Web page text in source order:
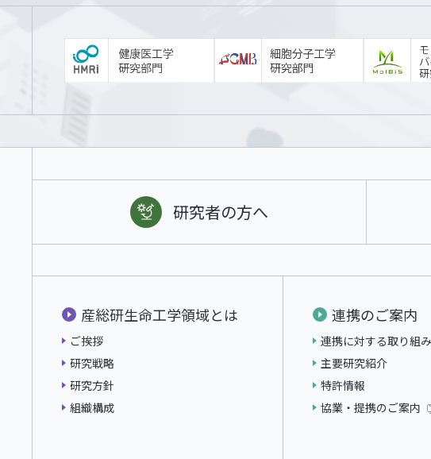
研究者の方へ
産総研生命工学領域とは
ご挨拶
研究戦略
研究方針
組織構成
連携のご案内
連携に対する取り組み
主要研究紹介
特許情報
協業・提携のご案内